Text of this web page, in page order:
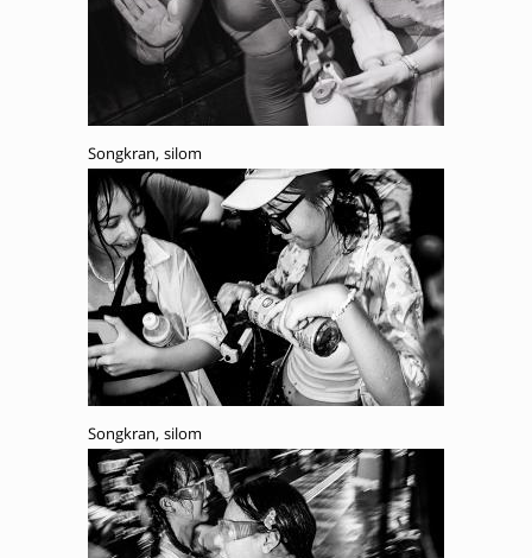
Songkran, silom
Songkran, silom